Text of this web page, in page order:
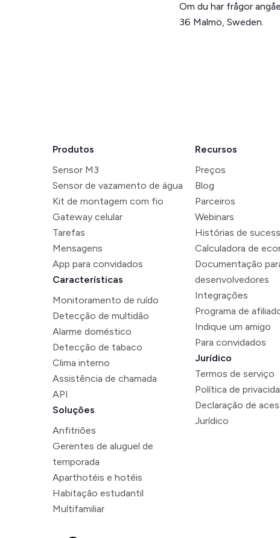
Om du har frågor
36 Malmö, Sweden.
Produtos
Sensor M3
Sensor de vazamento de água
Kit de montagem com fio
Gateway celular
Tarefas
Mensagens
App para convidados
Características
Monitoramento de ruído
Detecção de multidão
Alarme doméstico
Detecção de tabaco
Clima interno
Assistência de chamada
API
Soluções
Anfitriões
Gerentes de aluguel de
temporada
Aparthotéis e hotéis
Habitação estudantil
Multifamiliar
Recursos
Preços
Blog
Parceiros
Webinars
Histórias de
Calculadora de
Documentação
desenvolvedores
Integrações
Programa de
Indique um amigo
Para convidados
Jurídico
Termos de serviço
Política de
Declaração de
Jurídico